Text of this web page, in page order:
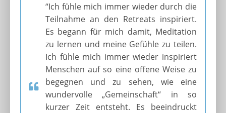
“Ich fühle mich immer wieder durch die
Teilnahme an den Retreats inspiriert.
Es begann für mich damit, Meditation
zu lernen und meine Gefühle zu teilen.
Ich fühle mich immer wieder inspiriert
Menschen auf so eine offene Weise zu
begegnen und zu sehen, wie eine
wundervolle „Gemeinschaft“ in so
kurzer Zeit entsteht. Es beeindruckt